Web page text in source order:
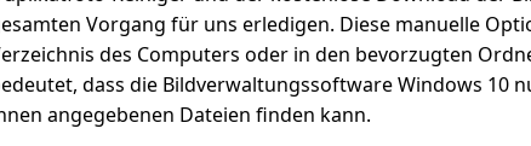
Vorgang für uns erledigen. Diese manuelle
des Computers oder in den bevorzugten
dass die Bildverwaltungssoftware Windows 10
angegebenen Dateien finden kann.